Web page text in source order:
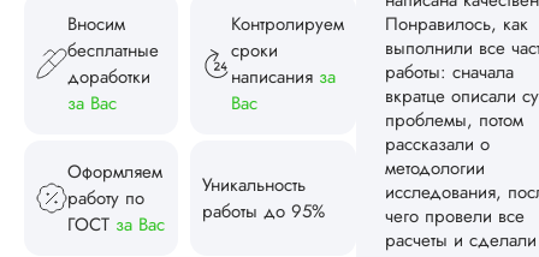
Вносим
бесплатные
доработки
за Вас
Контролируем
сроки
написания за
Вас
Оформляем
работу по
ГОСТ за Вас
Уникальность
работы до 95%
методологии
исследования,
чего провели все
расчеты и
так, как указано в
индивидуа...
Читать полный
Спасибо!
Ответ от